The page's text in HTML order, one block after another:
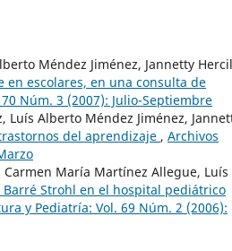
Méndez Jiménez, Jannetty
escolares, en una consulta de
Núm. 3 (2007): Julio-Septiembre
Luís Alberto Méndez Jiménez,
del aprendizaje , Archivos
María Martínez Allegue, Luís
Strohl en el hospital pediátrico
y Pediatría: Vol. 69 Núm. 2 (2006):